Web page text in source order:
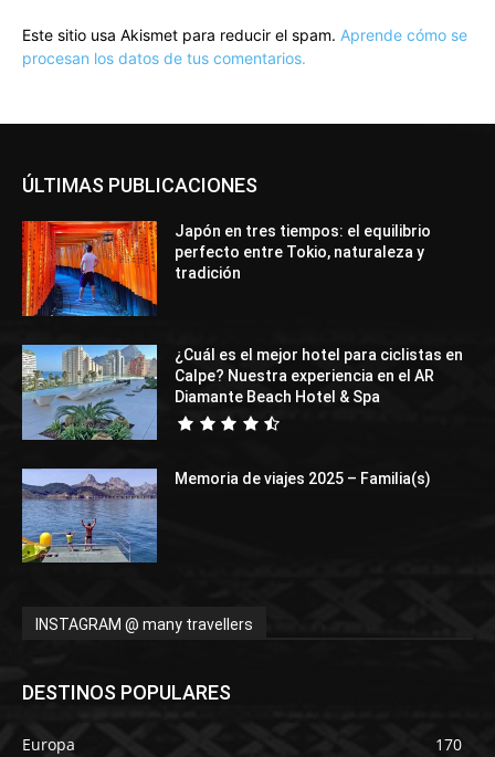
Este sitio usa Akismet para reducir el spam. Aprende cómo se
procesan los datos de tus comentarios.
ÚLTIMAS PUBLICACIONES
Japón en tres tiempos: el equilibrio
perfecto entre Tokio, naturaleza y
tradición
¿Cuál es el mejor hotel para ciclistas en
Calpe? Nuestra experiencia en el AR
Diamante Beach Hotel & Spa
Memoria de viajes 2025 – Familia(s)
INSTAGRAM @ many travellers
DESTINOS POPULARES
Europa
170